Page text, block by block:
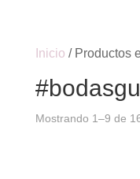
Inicio / Productos
Mostrando 1–9 de